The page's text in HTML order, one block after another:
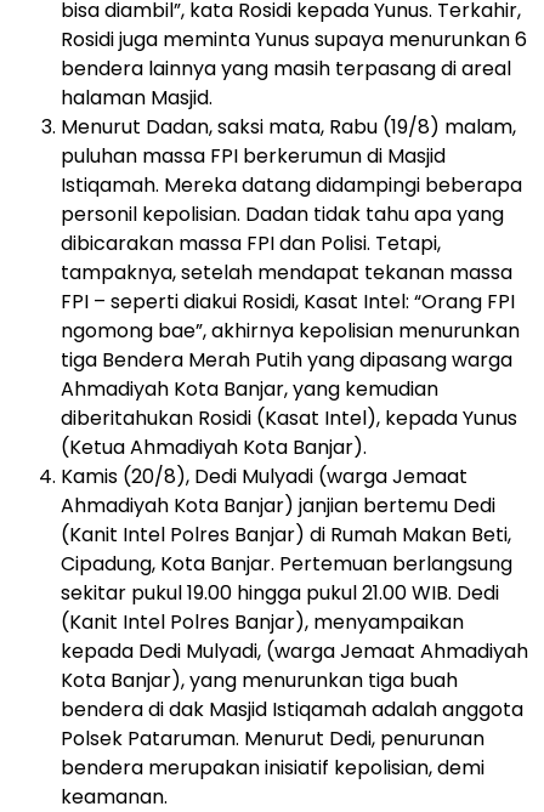
bisa diambil”, kata Rosidi kepada Yunus. Terkahir,
Rosidi juga meminta Yunus supaya menurunkan 6
bendera lainnya yang masih terpasang di areal
halaman Masjid.
Menurut Dadan, saksi mata, Rabu (19/8) malam,
puluhan massa FPI berkerumun di Masjid
Istiqamah. Mereka datang didampingi beberapa
personil kepolisian. Dadan tidak tahu apa yang
dibicarakan massa FPI dan Polisi. Tetapi,
tampaknya, setelah mendapat tekanan massa
FPI – seperti diakui Rosidi, Kasat Intel: “Orang FPI
ngomong bae”, akhirnya kepolisian menurunkan
tiga Bendera Merah Putih yang dipasang warga
Ahmadiyah Kota Banjar, yang kemudian
diberitahukan Rosidi (Kasat Intel), kepada Yunus
(Ketua Ahmadiyah Kota Banjar).
Kamis (20/8), Dedi Mulyadi (warga Jemaat
Ahmadiyah Kota Banjar) janjian bertemu Dedi
(Kanit Intel Polres Banjar) di Rumah Makan Beti,
Cipadung, Kota Banjar. Pertemuan berlangsung
sekitar pukul 19.00 hingga pukul 21.00 WIB. Dedi
(Kanit Intel Polres Banjar), menyampaikan
kepada Dedi Mulyadi, (warga Jemaat Ahmadiyah
Kota Banjar), yang menurunkan tiga buah
bendera di dak Masjid Istiqamah adalah anggota
Polsek Pataruman. Menurut Dedi, penurunan
bendera merupakan inisiatif kepolisian, demi
keamanan.